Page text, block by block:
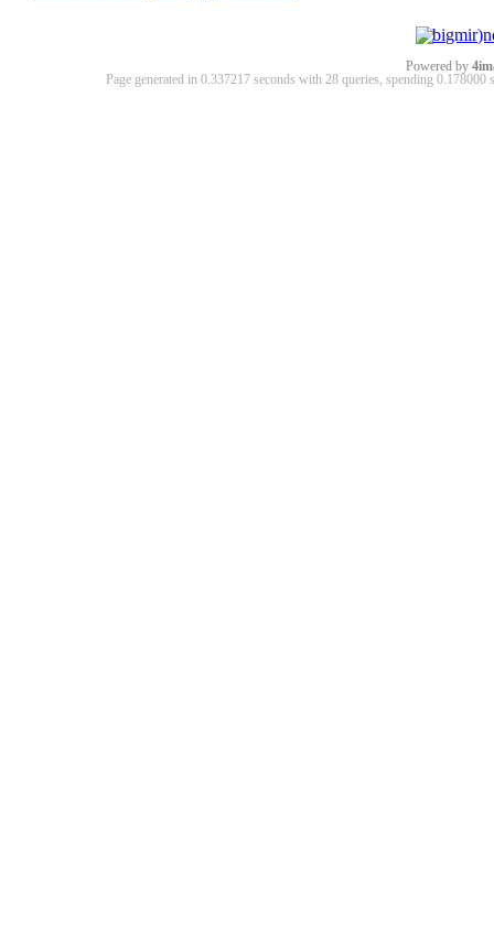
Powered by
Page generated in 0.337217 seconds with 28 queries, spending